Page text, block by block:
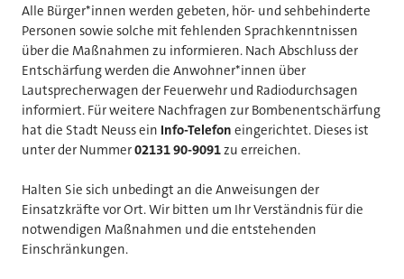
Alle Bürger*innen werden gebeten, hör- und sehbehinderte
Personen sowie solche mit fehlenden Sprachkenntnissen
über die Maßnahmen zu informieren. Nach Abschluss der
Entschärfung werden die Anwohner*innen über
Lautsprecherwagen der Feuerwehr und Radiodurchsagen
informiert. Für weitere Nachfragen zur Bombenentschärfung
hat die Stadt Neuss ein Info-Telefon eingerichtet. Dieses ist
unter der Nummer02131 90-9091zu erreichen.
Halten Sie sich unbedingt an die Anweisungen der
Einsatzkräfte vor Ort. Wir bitten um Ihr Verständnis für die
notwendigen Maßnahmen und die entstehenden
Einschränkungen.